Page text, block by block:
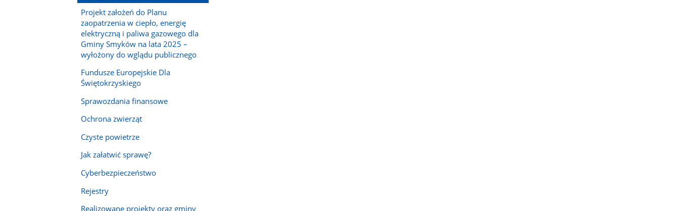
Projekt założeń do Planu
zaopatrzenia w ciepło, energię
elektryczną i paliwa gazowego dla
Gminy Smyków na lata 2025 –
wyłożony do wglądu publicznego
Fundusze Europejskie Dla
Świętokrzyskiego
Sprawozdania finansowe
Ochrona zwierząt
Czyste powietrze
Jak załatwić sprawę?
Cyberbezpieczeństwo
Rejestry
Realizowane projekty oraz gminy